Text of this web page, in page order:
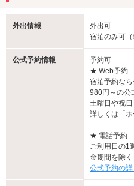
外出情報
外出可
宿泊のみ可（
公式予約情報
予約可
★ Web予約
宿泊予約な
980円～の公
土曜日や祝日
詳しくは「ホ
★ 電話予約
ご利用日の1
金期間を除く
公式予約の